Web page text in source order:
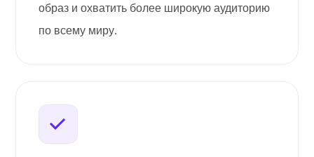
образ и охватить более широкую аудиторию
по всему миру.